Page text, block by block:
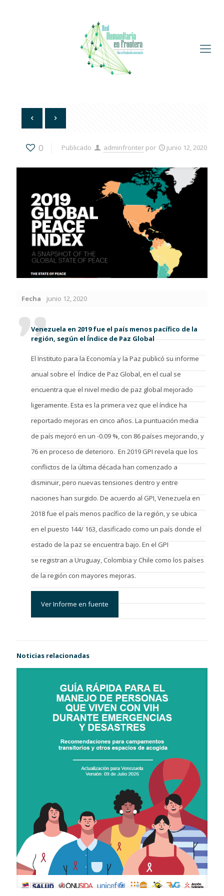
0 Publicado adminfronter por junio 12, 2020
Fecha junio 12, 2020
Venezuela en 2019 fue el país menos pacífico de la
región, según el Índice de Paz Global
El Instituto para la Economía y la Paz publicó su informe
anual sobre el Índice de Paz Global, en el cual se
encuentra que el nivel medio de paz global mejorado
ligeramente. Esta es la primera vez que el índice ha
reportado mejoras en cinco años. La puntuación media
de país mejoró en un -0.09 %, con 86 países mejorando, y
76 en proceso de deterioro. En 2019 GPI revela que los
conflictos de la última década han comenzado a
disminuir, pero nuevas tensiones dentro y entre
naciones han surgido. De acuerdo al GPI, Venezuela en
2018 fue el país menos pacífico de la región, y se ubica
en el puesto 144/ 163, clasificado como un país donde el
estado de la paz se encuentra bajo. En el GPI
se registran a Uruguay, Colombia y Chile como los países
de la región con mayores mejoras.
Ver Informe en fuente
Noticias relacionadas